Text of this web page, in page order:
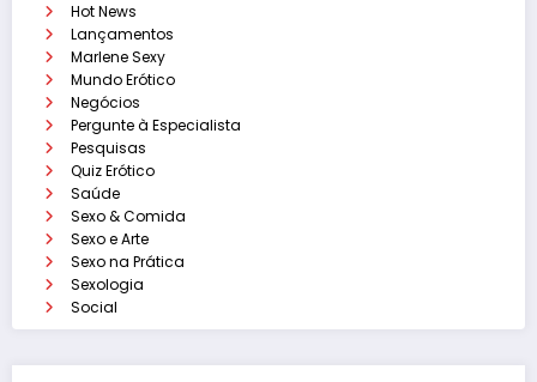
Hot News
Lançamentos
Marlene Sexy
Mundo Erótico
Negócios
Pergunte à Especialista
Pesquisas
Quiz Erótico
Saúde
Sexo & Comida
Sexo e Arte
Sexo na Prática
Sexologia
Social